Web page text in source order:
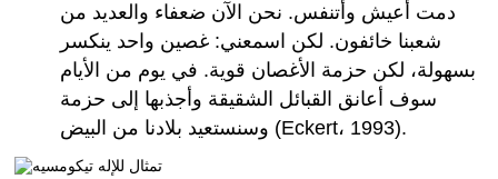
دمت أعيش وأتنفس. نحن الآن ضعفاء والعديد من
شعبنا خائفون. لكن اسمعني: غصين واحد ينكسر
بسهولة، لكن حزمة الأغصان قوية. في يوم من الأيام
سوف أعانق القبائل الشقيقة وأجذبها إلى حزمة
وسنستعيد بلادنا من البيض (Eckert، 1993).